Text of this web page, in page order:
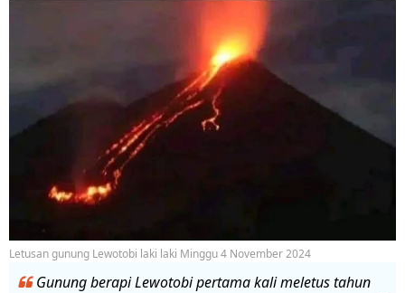
Letusan gunung Lewotobi laki laki Minggu 4 November 2024
Gunung berapi Lewotobi pertama kali meletus tahun